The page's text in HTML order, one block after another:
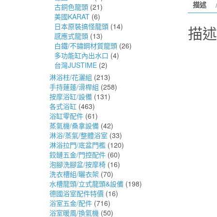
古銅色龍頭 (21)
美國KARAT (6)
日本原裝搞怪龍頭 (14)
感應式龍頭 (13)
白鐵/不鏽鋼材質龍頭 (26)
多功能缸內出水口 (4)
台灣JUSTIME (2)
淋浴柱/花灑組 (213)
手持蓮蓬/滑桿組 (258)
按摩浴缸/設備 (131)
各式浴缸 (463)
浴缸零配件 (61)
蒸氣機/桑拿設備 (42)
淋浴/蒸氣/整體浴室 (33)
淋浴拉門/底盆門檻 (120)
鉸鏈五金/門控配件 (60)
泡腳洗腳盆/按摩椅 (16)
洗衣槽組/曬衣架 (70)
水槽龍頭/立式龍頭&設備 (198)
德國浴室配件特價 (16)
浴室五金/配件 (716)
浴室暖風/換氣機 (50)
描述
描述